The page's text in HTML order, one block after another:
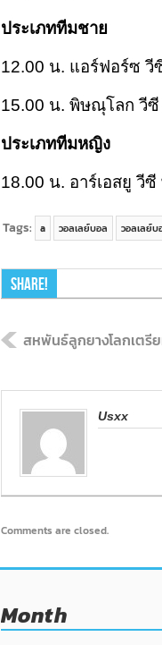
ประเภททีมชาย
12.00 น. แอร์ฟอร์ซ วี
15.00 น. พิษณุโลก วีซี
ประเภททีมหญิง
18.00 น. อาร์เอสยู วี
Tags: a วอลเลย์บอล วอลเลย์
Share!
สหพันธ์ลูกยางโลกเตรี
Usxx
Comments are closed.
Month